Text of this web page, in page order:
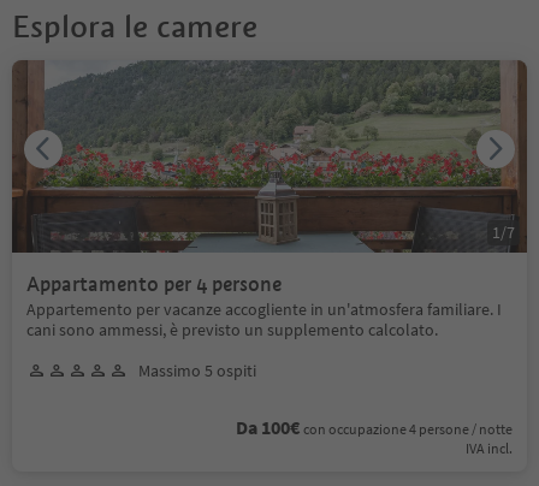
Esplora le camere
Appartamento per 4 persone
Appartemento per vacanze accogliente in un'atmosfera familiare. I
cani sono ammessi, è previsto un supplemento calcolato.
Massimo 5 ospiti
Da 100€ con occupazione 4 persone / notte
IVA incl.
1 /7